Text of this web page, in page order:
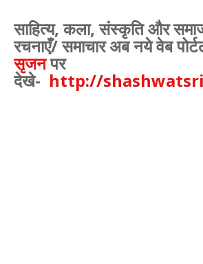
साहित्य,कला,संस्कृति और
रचनाएँ/ समाचार अब नये वेब
सृजनपर
देखे- http://